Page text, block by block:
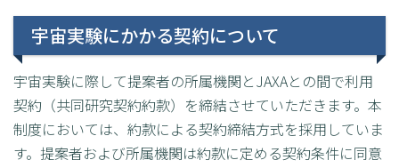
宇宙実験にかかる契約について
宇宙実験に際して提案者の所属機関とJAXAとの間で利用
契約（共同研究契約約款）を締結させていただきます。本
制度においては、約款による契約締結方式を採用していま
す。提案者および所属機関は約款に定める契約条件に同意